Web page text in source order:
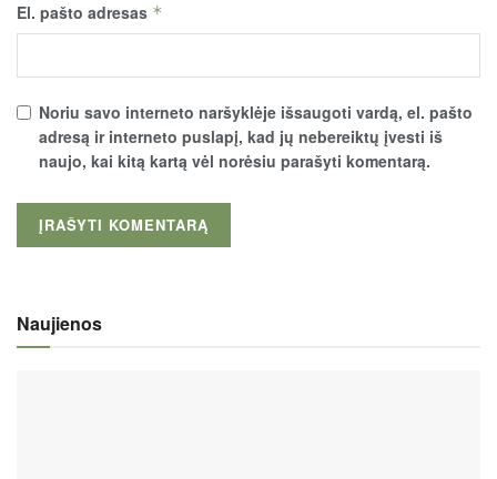
El. pašto adresas *
Noriu savo interneto naršyklėje išsaugoti vardą, el. pašto
adresą ir interneto puslapį, kad jų nebereiktų įvesti iš
naujo, kai kitą kartą vėl norėsiu parašyti komentarą.
Naujienos